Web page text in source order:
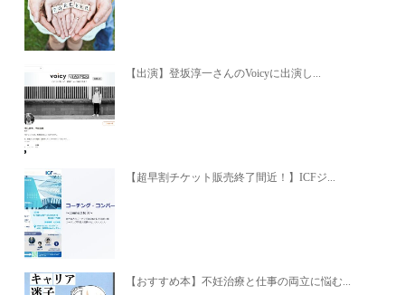
【出演】登坂淳一さんのVoicyに出演し...
【超早割チケット販売終了間近！】ICFジ...
【おすすめ本】不妊治療と仕事の両立に悩む...